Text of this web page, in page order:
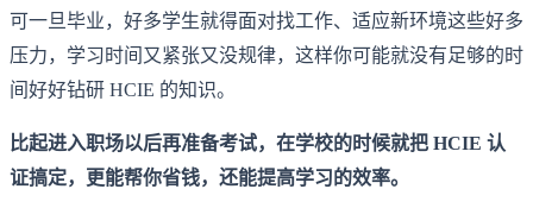
可一旦毕业，好多学生就得面对找工作、适应新环境这些好多
压力，学习时间又紧张又没规律，这样你可能就没有足够的时
间好好钻研 HCIE 的知识。
比起进入职场以后再准备考试，在学校的时候就把 HCIE 认
证搞定，更能帮你省钱，还能提高学习的效率。